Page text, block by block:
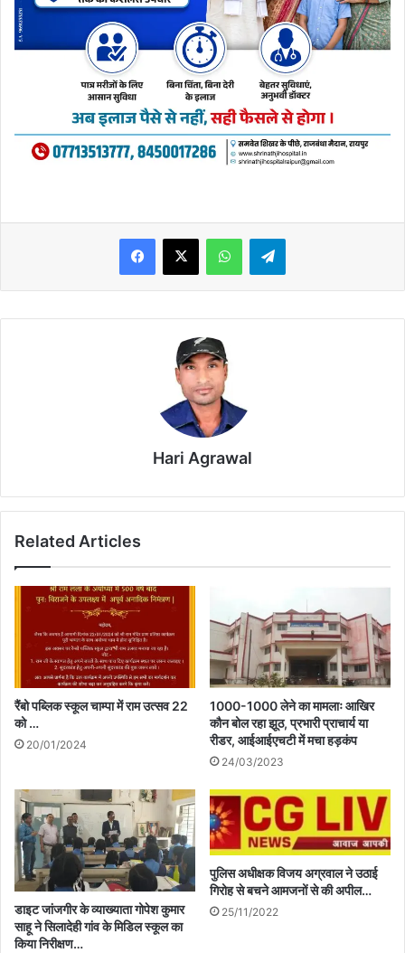
WhatsAppTelegram
Hari Agrawal
Related Articles
रैंबो पब्लिक स्कूल चाम्पा में राम उत्सव 22
को …
20/01/2024
1000-1000 लेने का मामलाः आखिर
कौन बोल रहा झूठ, प्रभारी प्राचार्य या
रीडर, आईआईएचटी में मचा हड़कंप
24/03/2023
डाइट जांजगीर के व्याख्याता गोपेश कुमार
साहू ने सिलादेही गांव के मिडिल स्कूल का
किया निरीक्षण…
पुलिस अधीक्षक विजय अग्रवाल ने उठाई
गिरोह से बचने आमजनों से की अपील…
25/11/2022